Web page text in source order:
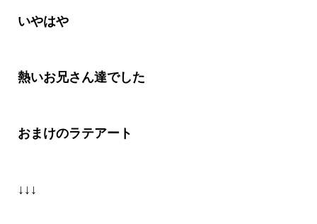
いやはや
熱いお兄さん達でした
おまけのラテアート
↓↓↓